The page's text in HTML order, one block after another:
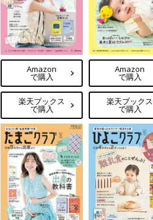
Amazon
で購入
楽天ブックス
で購入
Amazon
で購入
楽天ブックス
で購入